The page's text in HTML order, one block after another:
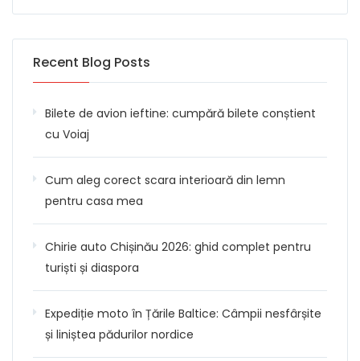
Recent Blog Posts
Bilete de avion ieftine: cumpără bilete conștient
cu Voiaj
Cum aleg corect scara interioară din lemn
pentru casa mea
Chirie auto Chișinău 2026: ghid complet pentru
turiști și diaspora
Expediție moto în Țările Baltice: Câmpii nesfârșite
și liniștea pădurilor nordice